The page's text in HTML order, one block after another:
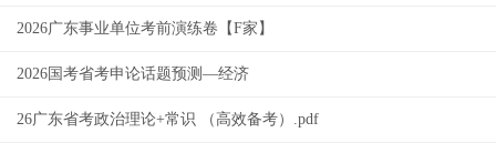
2026广东事业单位考前演练卷【F家】
2026国考省考申论话题预测—经济
26广东省考政治理论+常识 （高效备考）.pdf